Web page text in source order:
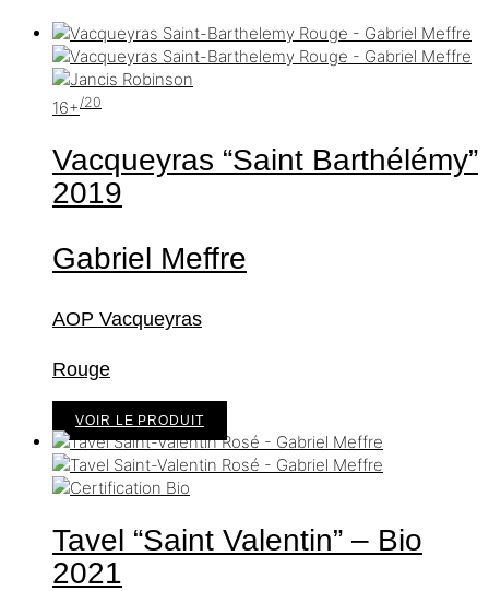
16+ /20
Vacqueyras “Saint Barthélémy”
2019
Gabriel Meffre
AOP Vacqueyras
Rouge
VOIR LE PRODUIT
Tavel “Saint Valentin” – Bio
2021